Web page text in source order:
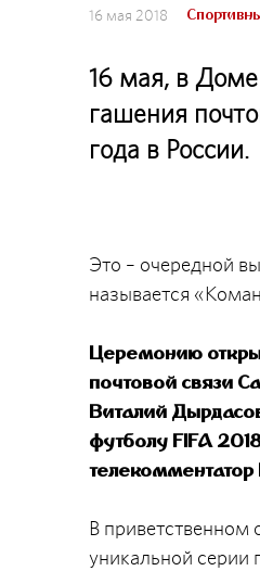
16 мая 2018
16 мая, в
гашения
года в России.
Это – очередной
называется
Церемонию
почтовой связи
Виталий
футболу FIFA
В
уникальной серии